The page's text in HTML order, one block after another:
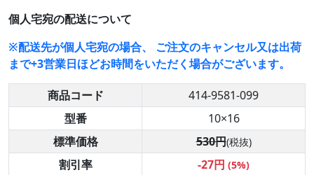
個人宅宛の配送について
※配送先が個人宅宛の場合、 ご注文のキャンセル又は出荷
まで+3営業日ほどお時間をいただく場合がございます。
商品コード
414-9581-099
型番
10×16
標準価格
530円(税抜)
割引率 -27円 (5%)